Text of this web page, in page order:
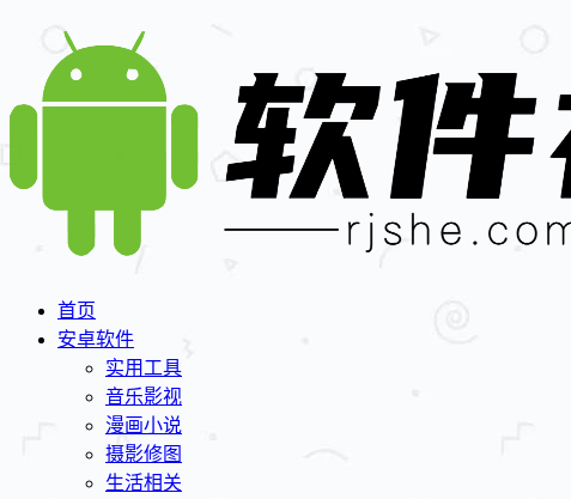
首页
安卓软件
实用工具
音乐影视
漫画小说
摄影修图
生活相关